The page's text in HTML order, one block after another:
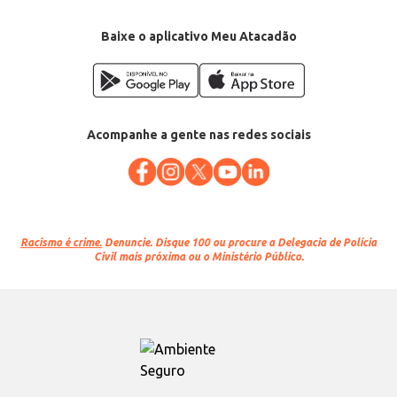
Baixe o aplicativo Meu Atacadão
Acompanhe a gente nas redes sociais
Racismo é crime. Denuncie. Disque 100 ou procure a Delegacia de Polícia
Civil mais próxima ou o Ministério Público.